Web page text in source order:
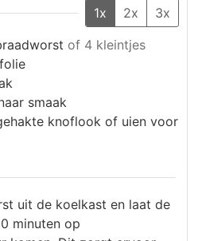
1x 2x
3x
of 4 kleintjes
smaak
knoflook of uien voor
uit de koelkast en laat de
minuten op